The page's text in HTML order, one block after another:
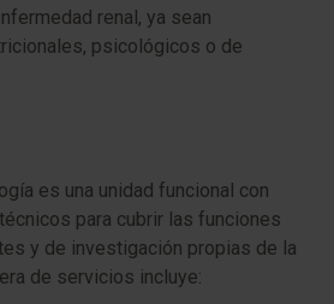
renal, ya sean
psicológicos o de
es una unidad funcional con
para cubrir las funciones
y de investigación propias de la
de servicios incluye: